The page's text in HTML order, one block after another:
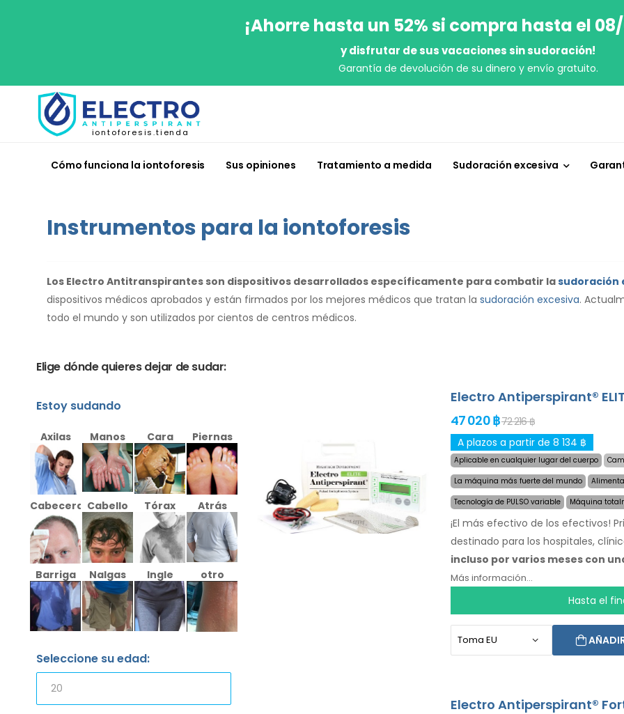
¡Ahorre hasta un 52% si compra hasta el
y disfrutar de sus vacaciones sin sudoración!
Garantía de devolución de su dinero y envío gratuito.
iontoforesis.tienda
Cómo funciona la iontoforesis Sus opiniones Tratamiento a medida Sudoración excesiva
Instrumentos para la iontoforesis
Los Electro Antitranspirantes son dispositivos desarrollados específicamente para combatir lasudoración
dispositivos médicos aprobados y están firmados por los mejores médicos que tratan la sudoración excesiva.
todo el mundo y son utilizados por cientos de centros médicos.
Elige dónde quieres dejar de sudar:
Estoy sudando
Axilas Manos Cara Piernas
Cabecera Cabello Tórax Atrás
Barriga Nalgas Ingle otro
Seleccione su edad:
Electro Antiperspirant®
47 020 ฿72 216 ฿
A plazos a partir de 8 134 ฿
Aplicable en cualquier lugar del cuerpo
La máquina más fuerte del mundo
Tecnología de PULSO variable
Máquina
¡El más efectivo de los efectivos!
destinado para los hospitales,
incluso por varios meses con
escoge el área afectada por la
revolucionaria tecnología de
del cuerpo, sin incomodidad.
de alta capacidad, nunca serás
delicada y definitiva para la
tratados con éxito y por largo
Más información...
Hasta el
Electro Antiperspirant®